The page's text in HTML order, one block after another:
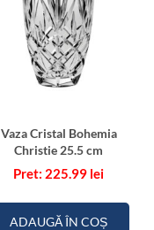
Vaza Cristal Bohemia
Christie 25.5 cm
225.99 lei
ADAUGĂ ÎN COȘ